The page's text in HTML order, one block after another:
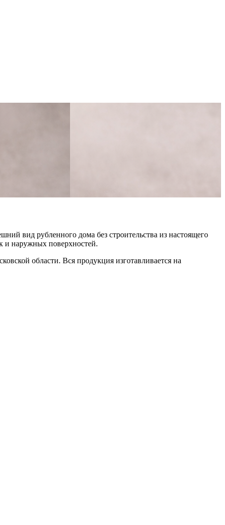
вид рубленного дома без строительства из настоящего
и наружных поверхностей.
области. Вся продукция изготавливается на